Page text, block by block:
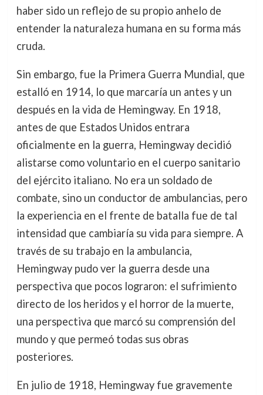
haber sido un reflejo de su propio anhelo de
entender la naturaleza humana en su forma más
cruda.
Sin embargo, fue la Primera Guerra Mundial, que
estalló en 1914, lo que marcaría un antes y un
después en la vida de Hemingway. En 1918,
antes de que Estados Unidos entrara
oficialmente en la guerra, Hemingway decidió
alistarse como voluntario en el cuerpo sanitario
del ejército italiano. No era un soldado de
combate, sino un conductor de ambulancias, pero
la experiencia en el frente de batalla fue de tal
intensidad que cambiaría su vida para siempre. A
través de su trabajo en la ambulancia,
Hemingway pudo ver la guerra desde una
perspectiva que pocos lograron: el sufrimiento
directo de los heridos y el horror de la muerte,
una perspectiva que marcó su comprensión del
mundo y que permeó todas sus obras
posteriores.
En julio de 1918, Hemingway fue gravemente